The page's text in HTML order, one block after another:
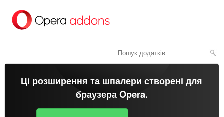
основного
Ці розширення та шпалери створені для
браузера Opera.